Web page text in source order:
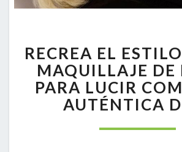
EL
ESTILO
RETRO:
DE
60
RECREA EL
MAQUILLAJE DE
PARA LUCIR
AUTÉNTICA